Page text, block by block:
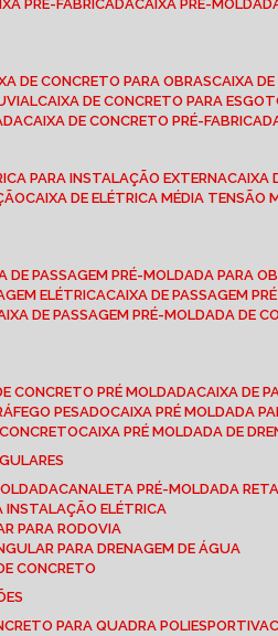
PRÉ-FABRICADA CAIXA PRÉ-
DE CONCRETO PARA OBRAS
CAIXA
CAIXA DE CONCRETO PARA
CAIXA DE CONCRETO PRÉ-
PARA INSTALAÇÃO EXTERNA
CAIXA DE ELÉTRICA MÉDIA TENSÃO
DE PASSAGEM PRÉ-MOLDADA PARA
ELÉTRICA CAIXA DE PASSAGEM
DE PASSAGEM PRÉ-MOLDADA DE
CONCRETO PRÉ MOLDADA CAIXA DE
PESADO
CAIXA PRÉ MOLDADA
CAIXA PRÉ MOLDADA DE
CANALETA PRÉ-MOLDADA
INSTALAÇÃO ELÉTRICA
PARA RODOVIA
PARA DRENAGEM DE ÁGUA
CONCRETO
PARA QUADRA POLIESPORTIVA